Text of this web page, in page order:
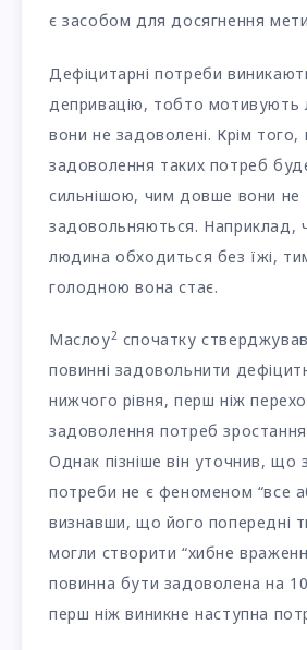
є засобом для досягнення
Дефіцитарні потреби
депривацію, тобто мотивують
вони не задоволені. Крім того,
задоволення таких потреб
сильнішою, чим довше вони не
задовольняються. Наприклад,
людина обходиться без їжі,
голодною вона стає.
Маслоу2 спочатку
повинні задовольнити
нижчого рівня, перш ніж
задоволення потреб
Однак пізніше він уточнив, що
потреби не є феноменом “все
визнавши, що його попередні
могли створити “хибне
повинна бути задоволена на
перш ніж виникне наступна